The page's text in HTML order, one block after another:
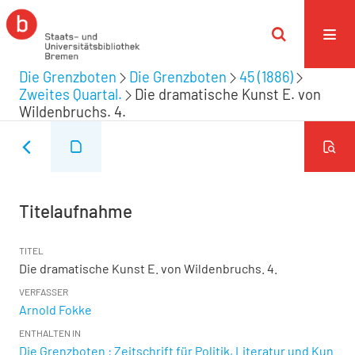
Die Grenzboten Die Grenzboten
45 (1886)
Zweites Quartal.
Die dramatische Kunst E. von
Wildenbruchs. 4.
Titelaufnahme
TITEL
Die dramatische Kunst E. von Wildenbruchs. 4.
VERFASSER
Arnold Fokke
ENTHALTEN IN
Die Grenzboten : Zeitschrift für Politik, Literatur und Kun